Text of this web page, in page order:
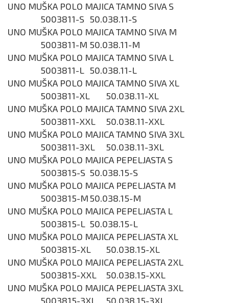
UNO MUŠKA POLO MAJICA TAMNO SIVA S
5003811-S 50.038.11-S
UNO MUŠKA POLO MAJICA TAMNO SIVA M
5003811-M 50.038.11-M
UNO MUŠKA POLO MAJICA TAMNO SIVA L
5003811-L 50.038.11-L
UNO MUŠKA POLO MAJICA TAMNO SIVA XL
5003811-XL
50.038.11-XL
UNO MUŠKA POLO MAJICA TAMNO SIVA 2XL
5003811-XXL
50.038.11-XXL
UNO MUŠKA POLO MAJICA TAMNO SIVA 3XL
5003811-3XL
50.038.11-3XL
UNO MUŠKA POLO MAJICA PEPELJASTA S
5003815-S 50.038.15-S
UNO MUŠKA POLO MAJICA PEPELJASTA M
5003815-M50.038.15-M
UNO MUŠKA POLO MAJICA PEPELJASTA L
5003815-L 50.038.15-L
UNO MUŠKA POLO MAJICA PEPELJASTA XL
5003815-XL
50.038.15-XL
UNO MUŠKA POLO MAJICA PEPELJASTA 2XL
5003815-XXL
50.038.15-XXL
UNO MUŠKA POLO MAJICA PEPELJASTA 3XL
5003815-3XL
50.038.15-3XL